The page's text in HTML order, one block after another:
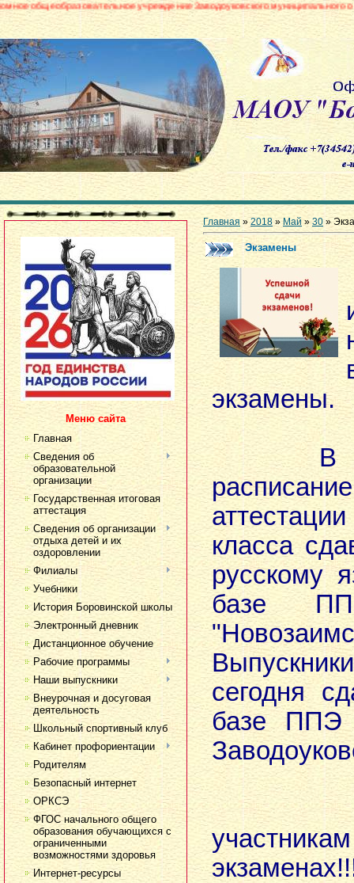
учреждение Заводоуковского муниципального округа
Меню сайта
Главная
Сведения об
образовательной
организации
Государственная итоговая
аттестация
Сведения об организации
отдыха детей и их
оздоровлении
Филиалы
Учебники
История Боровинской школы
Электронный дневник
Дистанционное обучение
Рабочие программы
Наши выпускники
Внеурочная и досуговая
деятельность
Школьный спортивный клуб
Кабинет профориентации
Родителям
Безопасный интернет
ОРКСЭ
ФГОС начального общего
образования обучающихся с
ограниченными
возможностями здоровья
Интернет-ресурсы
Главная »2018 » Май » 30 »
Экзамены
экзамены.
В
класса
русскому
базе
сегодня
базе